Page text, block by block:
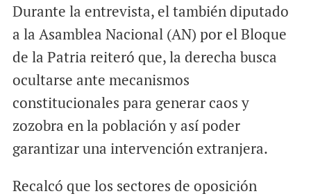
Durante la entrevista, el también diputado
a la Asamblea Nacional (AN) por el Bloque
de la Patria reiteró que, la derecha busca
ocultarse ante mecanismos
constitucionales para generar caos y
zozobra en la población y así poder
garantizar una intervención extranjera.
Recalcó que los sectores de oposición